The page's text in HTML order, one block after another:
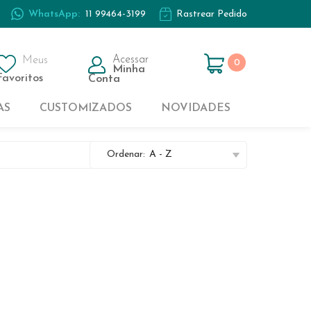
WhatsApp: 11 99464-3199 Rastrear Pedido
Meus
Acessar
Minha
Conta
0
CUSTOMIZADOS NOVIDADES
Ordenar: A - Z